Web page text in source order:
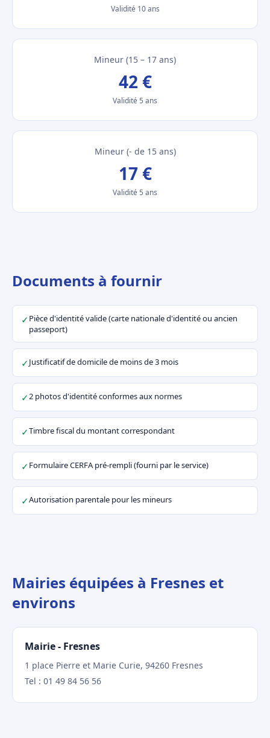
Validité 10 ans
Mineur (15 – 17 ans)
42 €
Validité 5 ans
Mineur (- de 15 ans)
17 €
Validité 5 ans
Documents à fournir
✓ Pièce d'identité valide (carte nationale d'identité ou ancien
passeport)
✓Justificatif de domicile de moins de 3 mois
✓2 photos d'identité conformes aux normes
✓Timbre fiscal du montant correspondant
✓ Formulaire CERFA pré-rempli (fourni par le service)
✓Autorisation parentale pour les mineurs
Mairies équipées à Fresnes et
environs
Mairie - Fresnes
1 place Pierre et Marie Curie, 94260 Fresnes
Tel : 01 49 84 56 56